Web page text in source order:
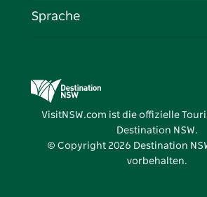
Veranstaltungen
Unternehmen in NSW
Destination NSW Medienzentrum
Vivid Sydney
Sprache
VisitNSW.com ist die offizielle
Destination NSW.
© Copyright 2026 Destination
vorbehalten.